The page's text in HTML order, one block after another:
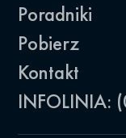
Poradniki
Pobierz
Kontakt
INFOLINIA: